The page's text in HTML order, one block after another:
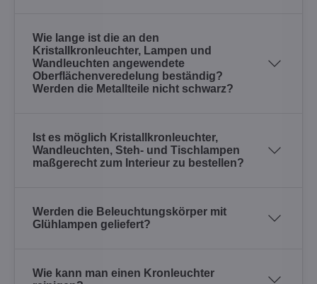
Wie lange ist die an den
Kristallkronleuchter, Lampen und
Wandleuchten angewendete
Oberflächenveredelung beständig?
Werden die Metallteile nicht schwarz?
Ist es möglich Kristallkronleuchter,
Wandleuchten, Steh- und Tischlampen
maßgerecht zum Interieur zu bestellen?
Werden die Beleuchtungskörper mit
Glühlampen geliefert?
Wie kann man einen Kronleuchter